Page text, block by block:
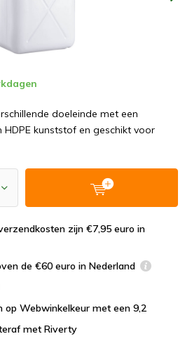
doeleinde met een
kunststof en geschikt voor
zijn €7,95 euro in
de €60 euro in Nederland
op Webwinkelkeur met een 9,2
met Riverty